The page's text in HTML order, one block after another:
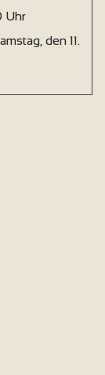
Uhr
den 11.